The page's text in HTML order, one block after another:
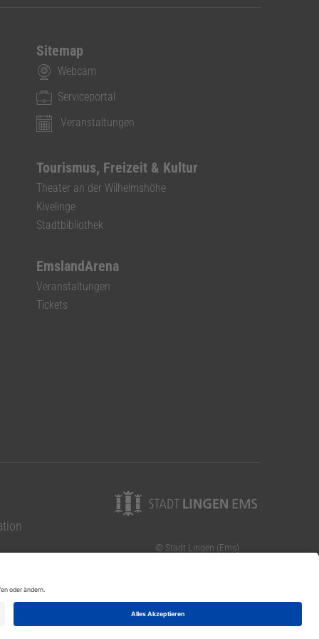
Sitemap
Webcam
Serviceportal
Veranstaltungen
Tourismus, Freizeit & Kultur
Theater an der Wilhelmshöhe
Kivelinge
Stadtbibliothek
EmslandArena
Veranstaltungen
Tickets
13.00 Uhr Jan-März)
© Stadt Lingen (Ems)
E-Mail: info@lingen.de